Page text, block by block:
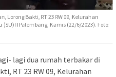
Lorong Bakti, RT 23 RW 09, Kelurahan
II Palembang, Kamis (22/6/2023). Foto:
lagi dua rumah terbakar di
RT 23 RW 09, Kelurahan